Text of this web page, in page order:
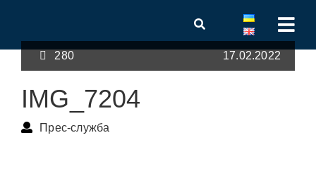
280 17.02.2022
IMG_7204
Прес-служба